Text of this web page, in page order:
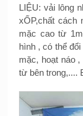
LIỆU: vải lông
xỐP,chất cách
mặc cao từ
hình , có thể
mặc, hoạt náo
từ bên trong,....